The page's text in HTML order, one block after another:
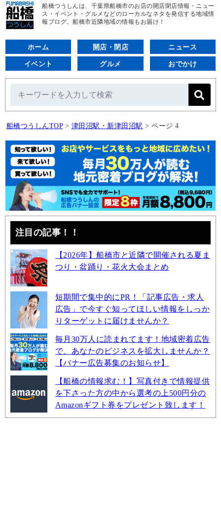
船橋つうしんは、千葉県船橋市のお店の開店閉店情報・ニュー
ス・イベント・グルメなどのローカルなネタを発信する地域情
報ブログ。船橋市近隣地域の情報もお届け！
ホーム 開店・閉店 ニュース
イベント グルメ おでかけ
船橋つうしんTOP > 津田沼駅・新津田沼駅 > ページ 4
注目の記事！！
【2026年】船橋市と近隣で開催される夏ま
つり・盆踊り・花火大会まとめ
短期間で集中的にPR！「記事広告・求人
広告」で今すぐ知ってほしい情報をしっか
りターゲットに届けませんか？
毎月30万人に読まれてます！地域密着広告
で、あなたのビジネスを拡大しませんか？
【バナー広告募集のお知らせ】
【船橋の情報求む！】写真付きで情報提供
を下さった方の中から選考の上500円分の
Amazonギフト券をプレゼント致します！